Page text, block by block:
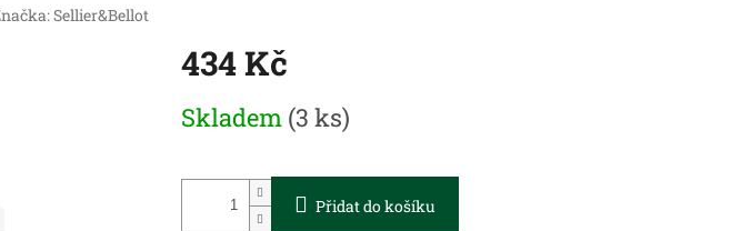
Sellier&Bellot
434 Kč
cena:
Skladem (3 ks)
Přidat do košíku